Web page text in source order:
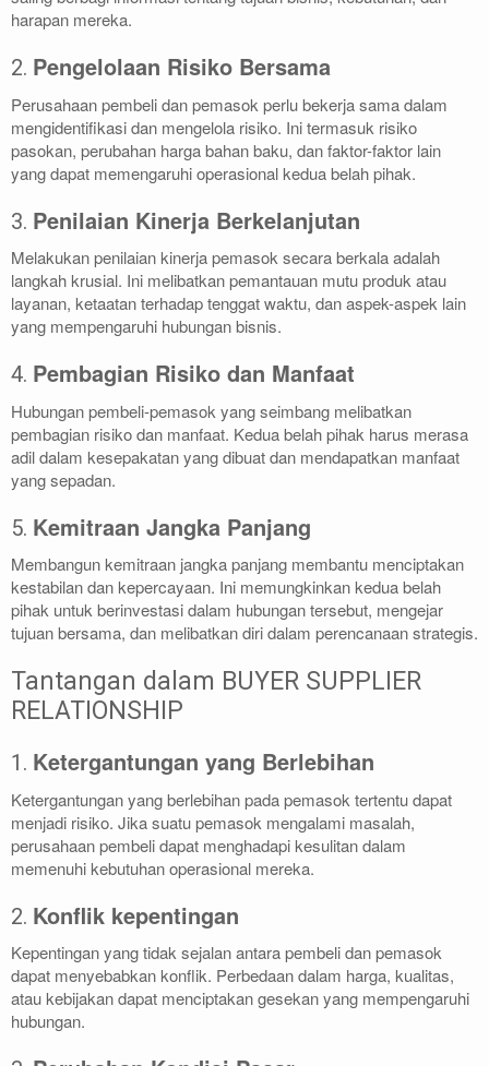
harapan mereka.
2. Pengelolaan Risiko Bersama
Perusahaan pembeli dan pemasok perlu bekerja sama dalam
mengidentifikasi dan mengelola risiko. Ini termasuk risiko
pasokan, perubahan harga bahan baku, dan faktor-faktor lain
yang dapat memengaruhi operasional kedua belah pihak.
3. Penilaian Kinerja Berkelanjutan
Melakukan penilaian kinerja pemasok secara berkala adalah
langkah krusial. Ini melibatkan pemantauan mutu produk atau
layanan, ketaatan terhadap tenggat waktu, dan aspek-aspek lain
yang mempengaruhi hubungan bisnis.
4. Pembagian Risiko dan Manfaat
Hubungan pembeli-pemasok yang seimbang melibatkan
pembagian risiko dan manfaat. Kedua belah pihak harus merasa
adil dalam kesepakatan yang dibuat dan mendapatkan manfaat
yang sepadan.
5. Kemitraan Jangka Panjang
Membangun kemitraan jangka panjang membantu menciptakan
kestabilan dan kepercayaan. Ini memungkinkan kedua belah
pihak untuk berinvestasi dalam hubungan tersebut, mengejar
tujuan bersama, dan melibatkan diri dalam perencanaan strategis.
Tantangan dalam BUYER SUPPLIER
RELATIONSHIP
1. Ketergantungan yang Berlebihan
Ketergantungan yang berlebihan pada pemasok tertentu dapat
menjadi risiko. Jika suatu pemasok mengalami masalah,
perusahaan pembeli dapat menghadapi kesulitan dalam
memenuhi kebutuhan operasional mereka.
2. Konflik kepentingan
Kepentingan yang tidak sejalan antara pembeli dan pemasok
dapat menyebabkan konflik. Perbedaan dalam harga, kualitas,
atau kebijakan dapat menciptakan gesekan yang mempengaruhi
hubungan.